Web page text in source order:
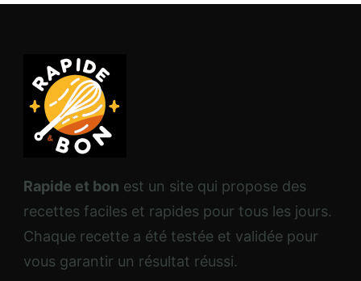
Rapide et bon est un site qui propose des
recettes faciles et rapides pour tous les jours.
Chaque recette a été testée et validée pour
vous garantir un résultat réussi.